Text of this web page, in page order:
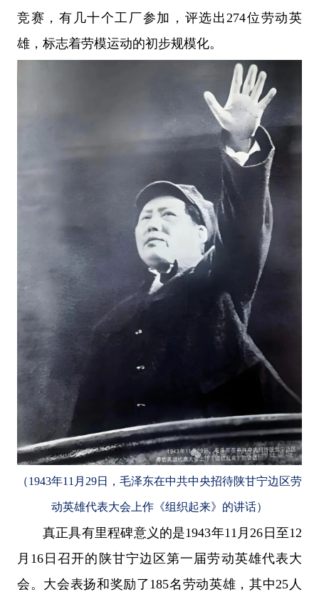
竞赛，有几十个工厂参加，评选出274位劳动英
雄，标志着劳模运动的初步规模化。
（1943年11月29日，毛泽东在中共中央招待陕甘宁边区劳
动英雄代表大会上作《组织起来》的讲话）
真正具有里程碑意义的是1943年11月26日至12
月16日召开的陕甘宁边区第一届劳动英雄代表大
会。大会表扬和奖励了185名劳动英雄，其中25人